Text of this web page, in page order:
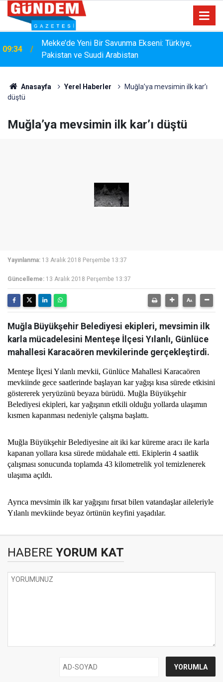
Mekke’de Yeni Bir Savunma Ekseni: Türkiye,
Pakistan ve Suudi Arabistan
15:33
YANGIN RİSKİNE KARŞI KAPSAMLI TEMİZLİK
Anasayfa Yerel Haberler
Muğla’ya mevsimin ilk kar’ı
düştü
Muğla’ya mevsimin ilk kar’ı düştü
Yayınlanma: 13 Aralık 2018 Perşembe 13:37
Güncelleme: 13 Aralık 2018 Perşembe 13:37
Muğla Büyükşehir Belediyesi ekipleri, mevsimin ilk
karla mücadelesini Menteşe İlçesi Yılanlı, Günlüce
mahallesi Karacaören mevkilerinde gerçekleştirdi.
Menteşe İlçesi Yılanlı mevkii, Günlüce Mahallesi Karacaören
mevkiinde gece saatlerinde başlayan kar yağışı kısa sürede etkisini
göstererek yeryüzünü beyaza bürüdü. Muğla Büyükşehir
Belediyesi ekipleri, kar yağışının etkili olduğu yollarda ulaşımın
kısmen kapanması nedeniyle çalışma başlattı.
Muğla Büyükşehir Belediyesine ait iki kar küreme aracı ile karla
kapanan yollara kısa sürede müdahale etti. Ekiplerin 4 saatlik
çalışması sonucunda toplamda 43 kilometrelik yol temizlenerek
ulaşıma açıldı.
Ayrıca mevsimin ilk kar yağışını fırsat bilen vatandaşlar aileleriyle
Yılanlı mevkiinde beyaz örtünün keyfini yaşadılar.
HABERE YORUM KAT